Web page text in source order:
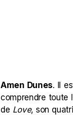
Amen Dunes. Il
comprendre toute
de Love, son